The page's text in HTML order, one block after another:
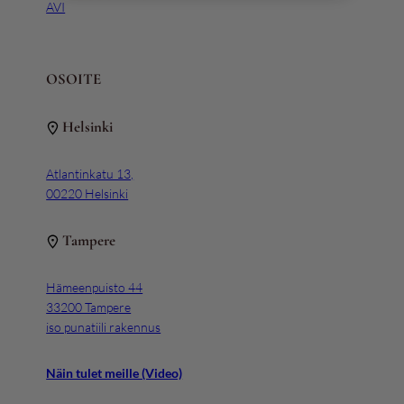
AVI
OSOITE
Helsinki
Atlantinkatu 13,
00220 Helsinki
Tampere
Hämeenpuisto 44
33200 Tampere
iso punatiili rakennus
Näin tulet meille (Video)